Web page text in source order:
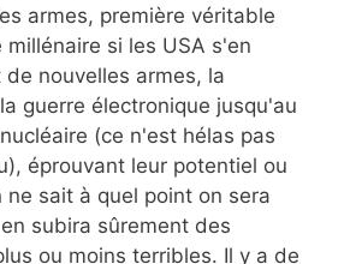
armes, première véritable
si les USA s'en
nouvelles armes, la
guerre électronique jusqu'au
(ce n'est hélas pas
éprouvant leur potentiel ou
ne sait à quel point on sera
subira sûrement des
ou moins terribles. Il y a de